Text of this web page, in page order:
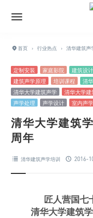
首页 › 行业热点 › 清华建筑声
定制安装 家庭影院 建筑设计
建筑声学原理
培训课程 清
清华大学建筑声学
清华大学建
声学处理
声学设计 室内声学
清华大学建筑
周年
清华建筑声学培训 2016-
匠人营国七
清华大学建筑